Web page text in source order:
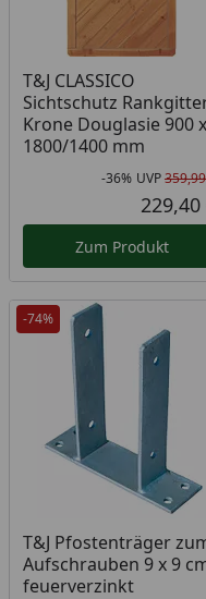
T&J CLASSICO
Sichtschutz
Krone Douglasie 900 x
1800/1400 mm
-36% UVP
229,40
Zum Produkt
-74%
T&J Pfostenträger
Aufschrauben 9 x 9
feuerverzinkt